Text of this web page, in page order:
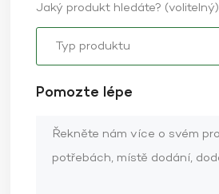
Jaký produkt hledáte? (volitelný)
Pomozte lépe